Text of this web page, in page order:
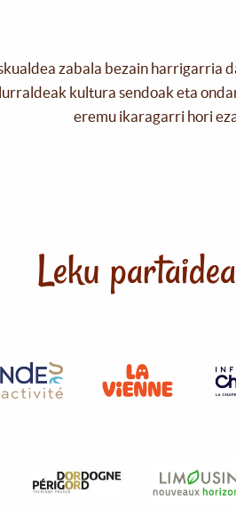
zabala bezain harrigarria
kultura sendoak eta
eremu ikaragarri hori
Leku